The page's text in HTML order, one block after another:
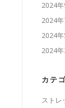
2024年
2024年
2024年
2024年
カテ
ストレ